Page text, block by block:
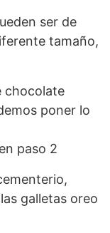
ser de
tamaño,
chocolate
poner lo
galletas oreo